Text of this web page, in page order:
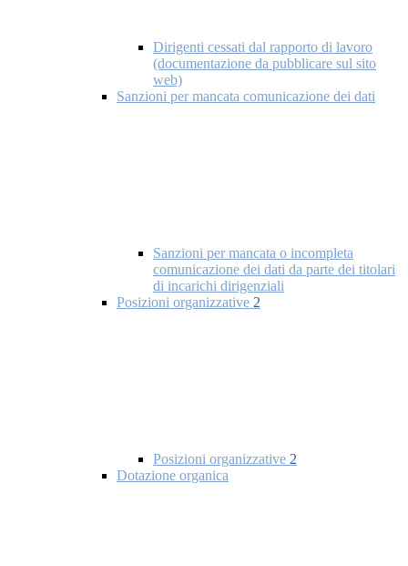
Dirigenti cessati dal rapporto di lavoro
(documentazione da pubblicare sul sito
web)
Sanzioni per mancata comunicazione dei dati
Sanzioni per mancata o incompleta
comunicazione dei dati da parte dei titolari
di incarichi dirigenziali
Posizioni organizzative 2
Posizioni organizzative 2
Dotazione organica